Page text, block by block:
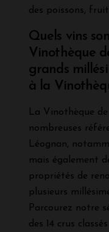
des poissons,
Quels vins
Vinothèque
grands
à la
La Vinothèque
nombreuses
Léognan,
mais également
propriétés de
plusieurs
Parcourez notre
des 14 crus